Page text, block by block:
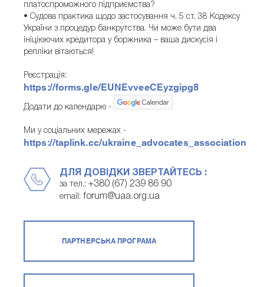
платоспроможного підприємства?
• Судова практика щодо застосування ч. 5 ст. 38 Кодексу
України з процедур банкрутства. Чи може бути два
ініціюючих кредитора у боржника – ваша дискусія і
репліки вітаються!
Реєстрація:
https://forms.gle/EUNEvveeCEyzgipg8
Додати до календарю -
Ми у соціальних мережах -
https://taplink.cc/ukraine_advocates_association
ДЛЯ ДОВІДКИ ЗВЕРТАЙТЕСЬ :
за тел.: +380 (67) 239 86 90
email: forum@uaa.org.ua
ПАРТНЕРСЬКА ПРОГРАМА